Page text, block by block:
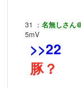
31 ： 名無しさん
5mV
>>22
豚？